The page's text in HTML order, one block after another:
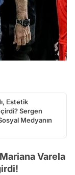
Estetik
Sergen
Medyanın
Varela